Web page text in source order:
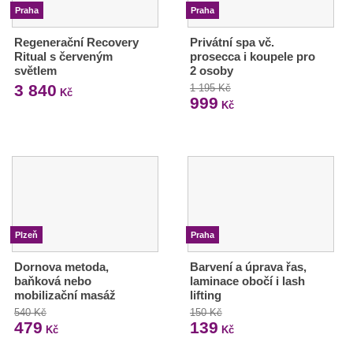
Praha
Regenerační Recovery
Ritual s červeným
světlem
3 840 Kč
Praha
Privátní spa vč.
prosecca i koupele pro
2 osoby
1 195 Kč
999 Kč
Plzeň
Dornova metoda,
baňková nebo
mobilizační masáž
540 Kč
479 Kč
Praha
Barvení a úprava řas,
laminace obočí i lash
lifting
150 Kč
139 Kč